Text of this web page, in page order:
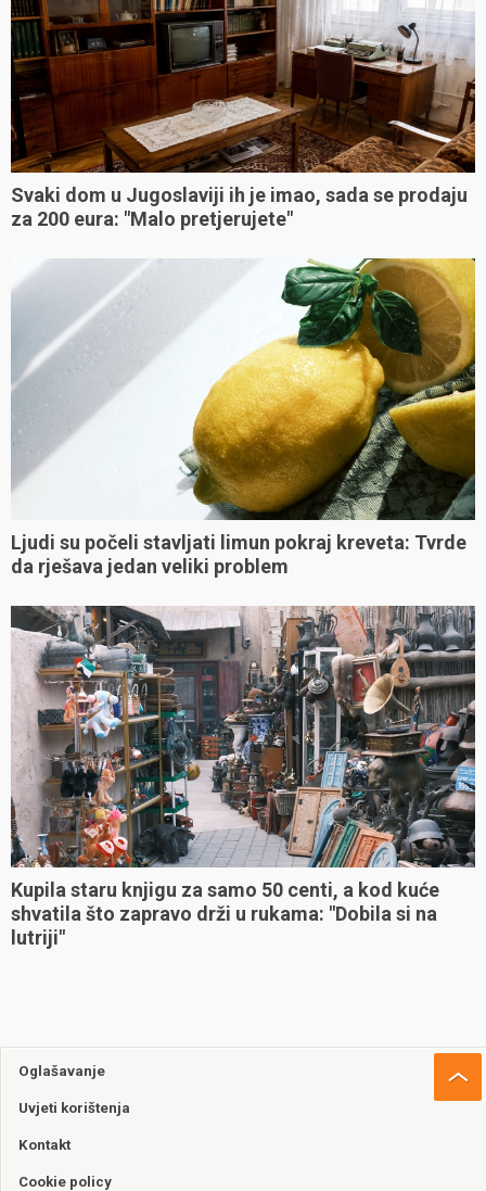
Svaki dom u Jugoslaviji ih je imao, sada se prodaju
za 200 eura: "Malo pretjerujete"
Ljudi su počeli stavljati limun pokraj kreveta: Tvrde
da rješava jedan veliki problem
Kupila staru knjigu za samo 50 centi, a kod kuće
shvatila što zapravo drži u rukama: "Dobila si na
lutriji"
Oglašavanje
Uvjeti korištenja
Kontakt
Cookie policy